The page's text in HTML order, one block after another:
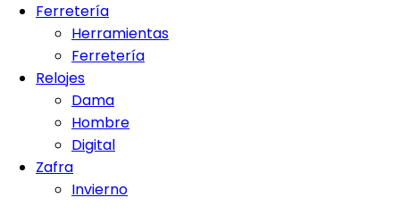
Ferretería
Herramientas
Ferretería
Relojes
Dama
Hombre
Digital
Zafra
Invierno